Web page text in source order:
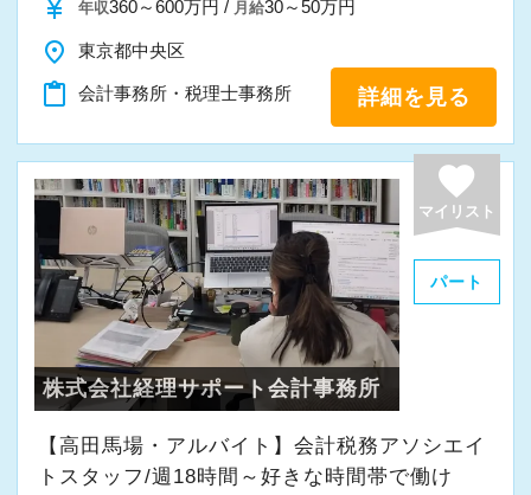
currency_yen 年収360～600万円 / 月給30～50万円
place 東京都中央区
content_paste 会計事務所・税理士事務所 詳細を見る
favorite
マイリスト
パート
株式会社経理サポート会計事務所
【高田馬場・アルバイト】会計税務アソシエイ
トスタッフ/週18時間～好きな時間帯で働け